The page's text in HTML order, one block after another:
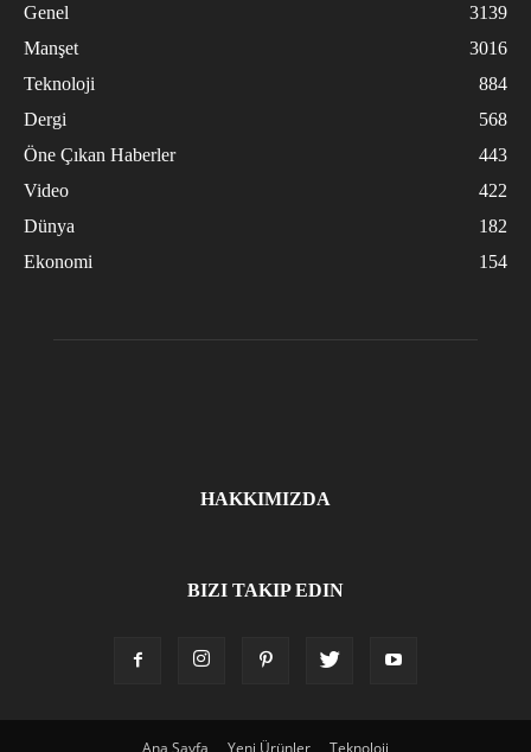
Genel
3139
Manşet
3016
Teknoloji
884
Dergi
568
Öne Çıkan Haberler
443
Video
422
Dünya
182
Ekonomi
154
HAKKIMIZDA
BIZI TAKIP EDIN
Ana Sayfa Yeni Ürünler Teknoloji